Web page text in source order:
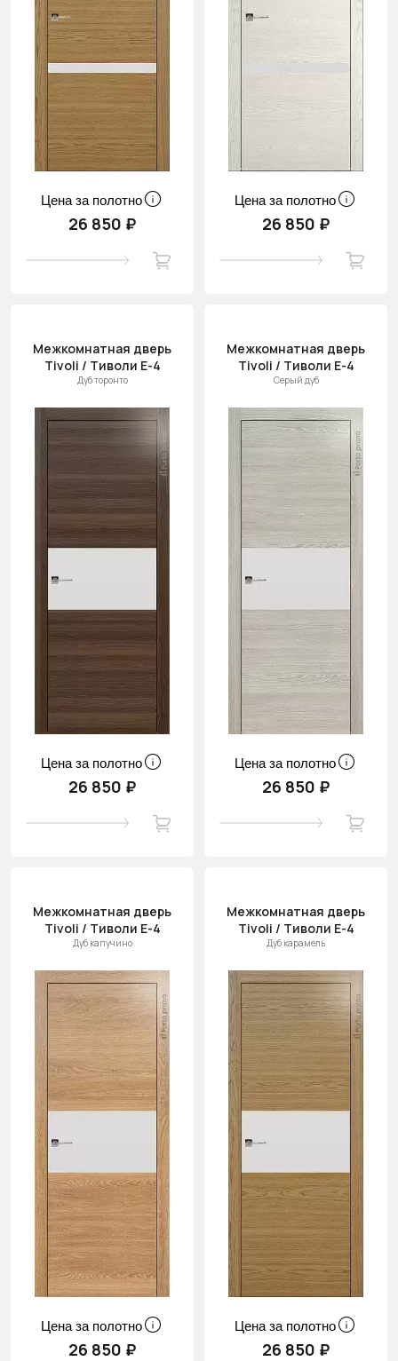
Цена за полотно
26 850 ₽
Цена за полотно
26 850 ₽
Межкомнатная дверь
Tivoli / Тиволи Е-4
Дуб торонто
Цена за полотно
26 850 ₽
Межкомнатная дверь
Tivoli / Тиволи Е-4
Серый дуб
Цена за полотно
26 850 ₽
Межкомнатная дверь
Tivoli / Тиволи Е-4
Дуб капучино
Цена за полотно
26 850 ₽
Межкомнатная дверь
Tivoli / Тиволи Е-4
Дуб карамель
Цена за полотно
26 850 ₽